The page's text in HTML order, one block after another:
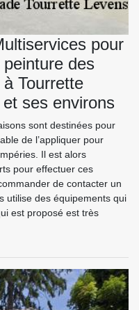
pour
des
Tourrette
ses environs
sont destinées pour
de l’appliquer pour
Il est alors
pour effectuer ces
de contacter un
utilise des équipements qui
est proposé est très